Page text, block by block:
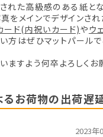
た高級感のある紙とな
をメインでデザインされ
ード(内祝いカード)や ウ
はぜひマットパールで
すよう何卒よろしくお
お荷物の出荷遅
2023年